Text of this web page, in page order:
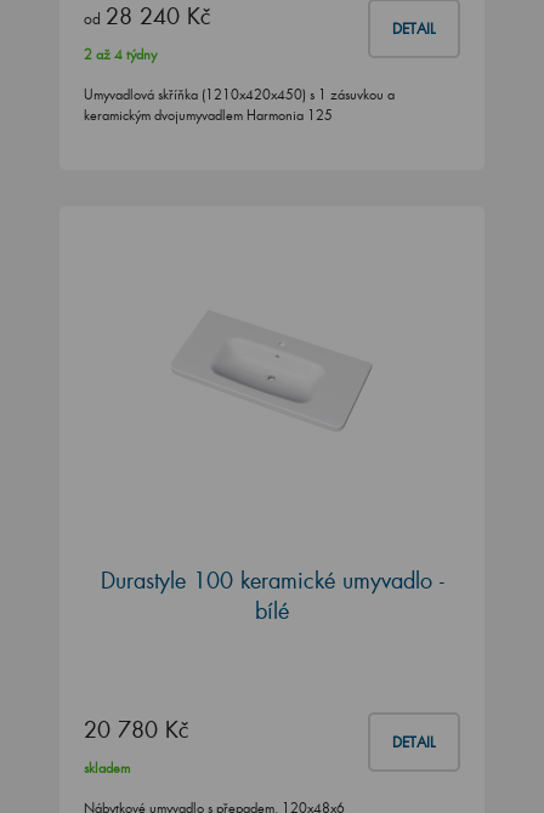
od 28 240 Kč DETAIL
2 až 4 týdny
Umyvadlová skříňka (1210x420x450) s 1 zásuvkou a
keramickým dvojumyvadlem Harmonia 125
Durastyle 100 keramické umyvadlo -
bílé
20 780 Kč DETAIL
skladem
Nábytkové umyvadlo s přepadem, 120x48x6